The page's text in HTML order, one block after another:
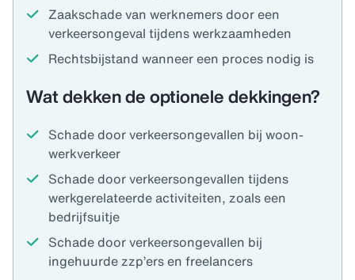
Zaakschade van werknemers door een
verkeersongeval tijdens werkzaamheden
Rechtsbijstand wanneer een proces nodig is
Wat dekken de optionele dekkingen?
Schade door verkeersongevallen bij woon-
werkverkeer
Schade door verkeersongevallen tijdens
werkgerelateerde activiteiten, zoals een
bedrijfsuitje
Schade door verkeersongevallen bij
ingehuurde zzp’ers en freelancers